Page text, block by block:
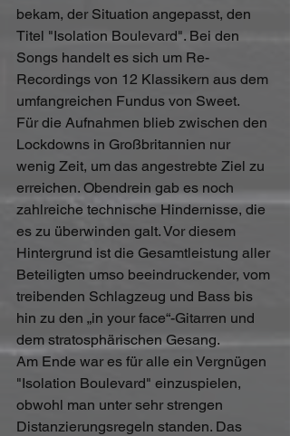
bekam, der Situation angepasst, den
Titel "Isolation Boulevard". Bei den
Songs handelt es sich um Re-
Recordings von 12 Klassikern aus dem
umfangreichen Fundus von Sweet.
Für die Aufnahmen blieb zwischen den
Lockdowns in Großbritannien nur
wenig Zeit, um das angestrebte Ziel zu
erreichen. Obendrein gab es noch
zahlreiche technische Hindernisse, die
es zu überwinden galt. Vor diesem
Hintergrund ist die Gesamtleistung aller
Beteiligten umso beeindruckender, vom
treibenden Schlagzeug und Bass bis
hin zu den „in your face“-Gitarren und
dem stratosphärischen Gesang.
Am Ende war es für alle ein Vergnügen
"Isolation Boulevard" einzuspielen,
obwohl man unter sehr strengen
Distanzierungsregeln standen. Das